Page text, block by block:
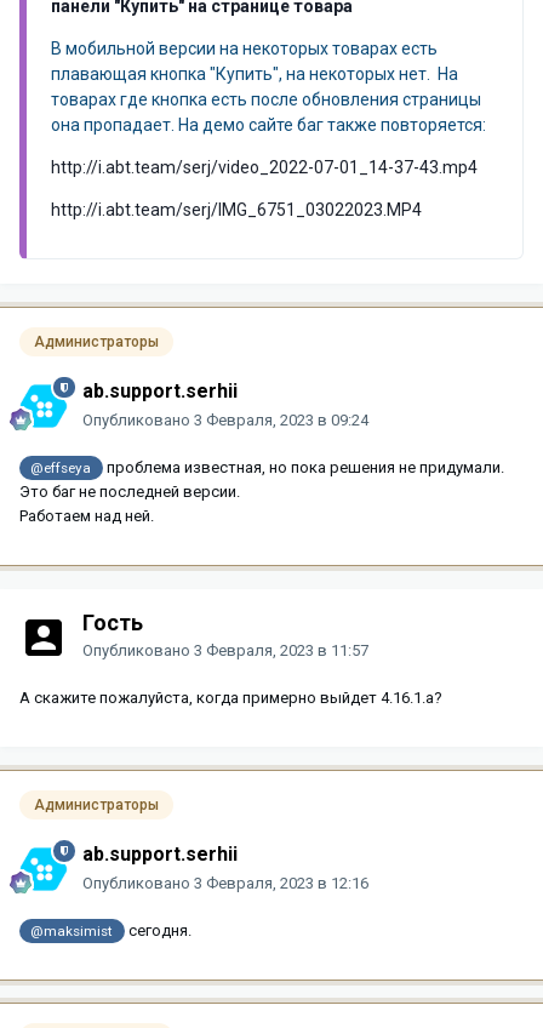
панели "Купить" на странице товара
В мобильной версии на некоторых товарах есть
плавающая кнопка "Купить", на некоторых нет. На
товарах где кнопка есть после обновления страницы
она пропадает. На демо сайте баг также повторяется:
http://i.abt.team/serj/video_2022-07-01_14-37-43.mp4
http://i.abt.team/serj/IMG_6751_03022023.MP4
Администраторы
ab.support.serhii
Опубликовано 3 Февраля, 2023 в 09:24
@effseya
проблема известная, но пока решения не придумали.
Это баг не последней версии.
Работаем над ней.
Гость
Опубликовано 3 Февраля, 2023 в 11:57
А скажите пожалуйста, когда примерно выйдет 4.16.1.а?
Администраторы
ab.support.serhii
Опубликовано 3 Февраля, 2023 в 12:16
@maksimist сегодня.